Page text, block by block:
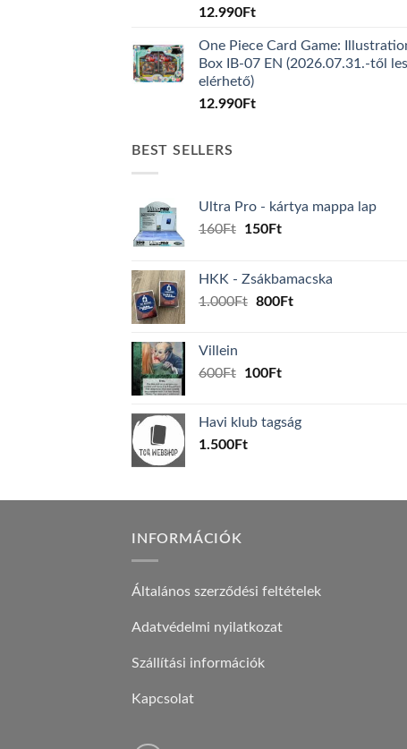
12.990Ft
One Piece Card Game:
Box IB-07 EN (2026.07.31.-től
elérhető)
12.990Ft
BEST SELLERS
Ultra Pro - kártya mappa lap
160Ft
Original
160Ft.
150FtCurrent
150Ft.
HKK - Zsákbamacska
1.000Ft Original
800FtCurrent
Villein
600Ft
Original
600Ft.
100FtCurrent
100Ft.
Havi klub tagság
1.500Ft
INFORMÁCIÓK
Általános szerződési feltételek
Adatvédelmi nyilatkozat
Szállítási információk
Kapcsolat